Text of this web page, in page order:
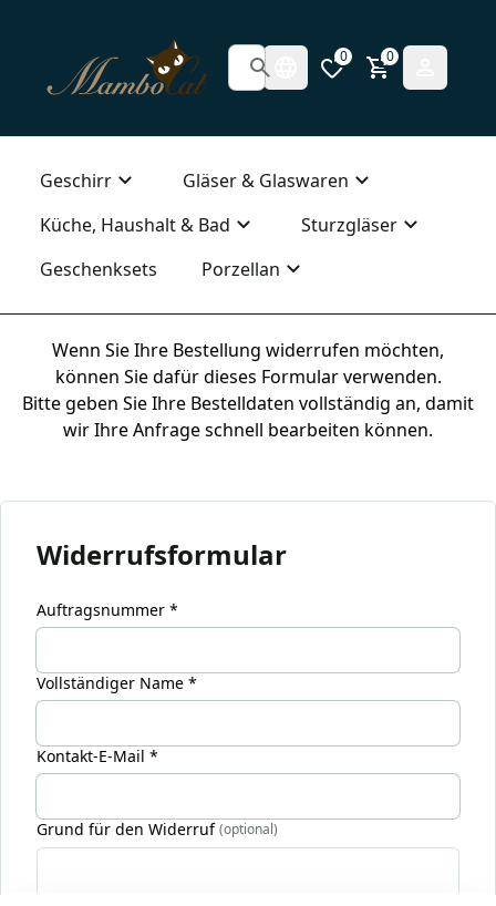
0 0
Geschirr
Gläser & Glaswaren
Küche, Haushalt & Bad
Sturzgläser
Geschenksets
Porzellan
Wenn Sie Ihre Bestellung widerrufen möchten,
können Sie dafür dieses Formular verwenden.
Bitte geben Sie Ihre Bestelldaten vollständig an, damit
wir Ihre Anfrage schnell bearbeiten können.
Widerrufsformular
Auftragsnummer *
Vollständiger Name *
Kontakt-E-Mail *
Grund für den Widerruf (optional)